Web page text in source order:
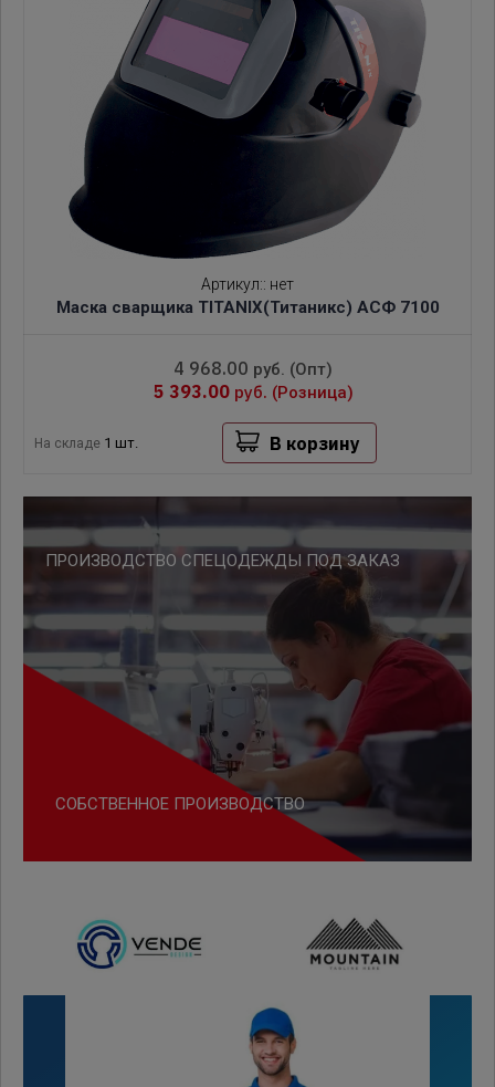
СОБСТВЕННОЕ ПРОИЗВОДСТВО
ПРОИЗВОДСТВО СПЕЦОДЕЖДЫ ПОД ЗАКАЗ
Артикул:: нет
Маска сварщика TITANIX(Титаникс) АСФ 7100
4 968.00 руб. (Опт)
5 393.00 руб. (Розница)
На складе 1 шт. В корзину